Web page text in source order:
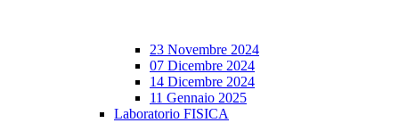
23 Novembre 2024
07 Dicembre 2024
14 Dicembre 2024
11 Gennaio 2025
Laboratorio FISICA